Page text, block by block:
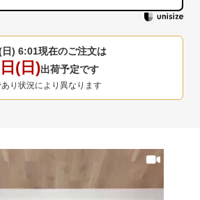
日) 6:01現在のご注文は
(日)出荷予定です
り状況により異なります